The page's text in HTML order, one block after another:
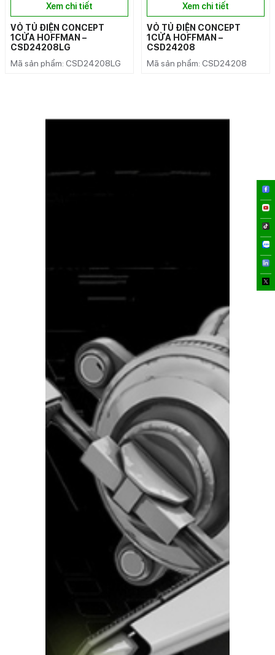
Xem chi tiết
VỎ TỦ ĐIỆN CONCEPT
1CỬA HOFFMAN –
CSD24208LG
Mã sản phẩm: CSD24208LG
Xem chi tiết
VỎ TỦ ĐIỆN CONCEPT
1CỬA HOFFMAN –
CSD24208
Mã sản phẩm: CSD24208